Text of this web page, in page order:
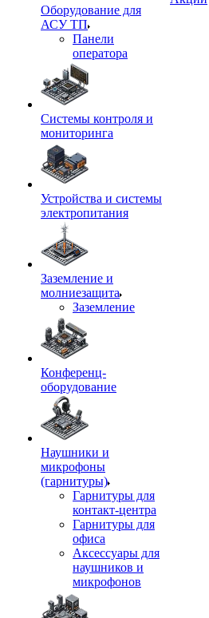
Оборудование для
АСУ ТП
Панели
оператора
Системы контроля и
мониторинга
Устройства и системы
электропитания
Заземление и
молниезащита
Заземление
Конференц-
оборудование
Наушники и
микрофоны
(гарнитуры)
Гарнитуры для
контакт-центра
Гарнитуры для
офиса
Аксессуары для
наушников и
микрофонов